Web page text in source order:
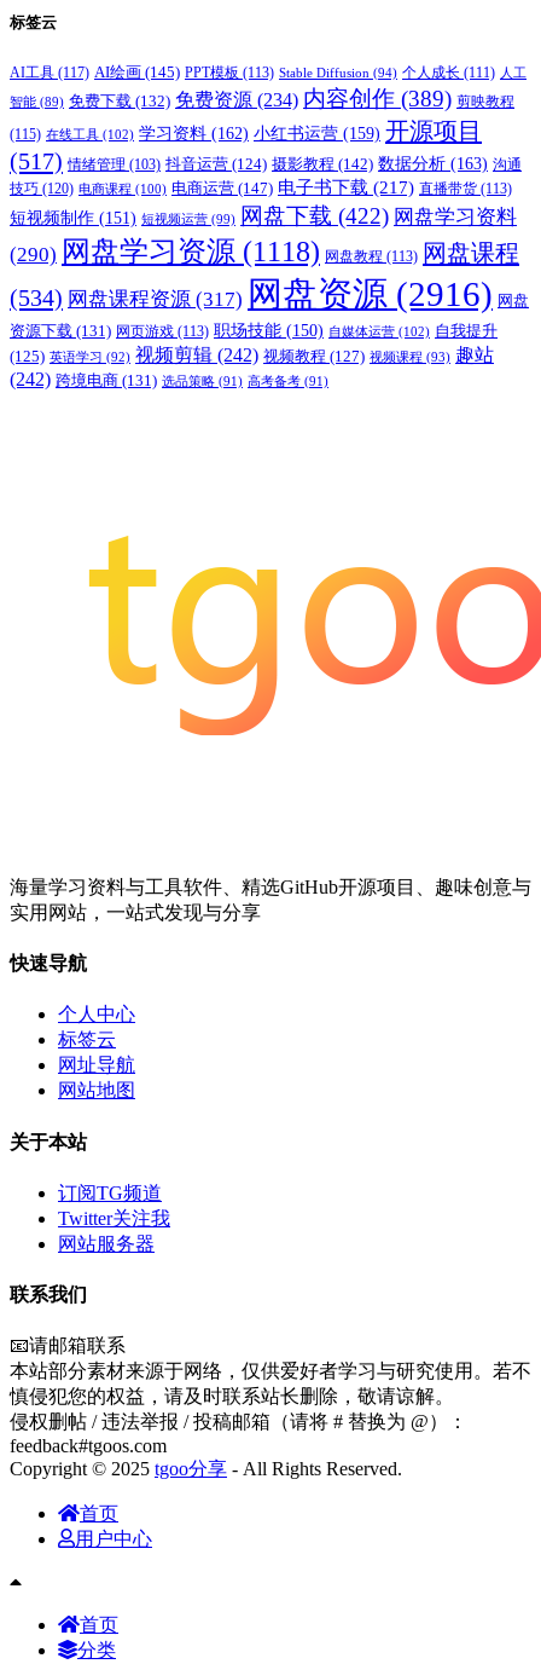
标签云
AI工具 (117) AI绘画 (145) PPT模板 (113) Stable Diffusion (94) 个人成长 (111) 人工
智能 (89) 免费下载 (132) 免费资源 (234) 内容创作 (389) 剪映教程
(115) 在线工具 (102) 学习资料 (162) 小红书运营 (159) 开源项目
(517) 情绪管理 (103) 抖音运营 (124) 摄影教程 (142) 数据分析 (163) 沟通
技巧 (120) 电商课程 (100) 电商运营 (147) 电子书下载 (217) 直播带货 (113)
短视频制作 (151) 短视频运营 (99) 网盘下载 (422) 网盘学习资料
(290) 网盘学习资源 (1118) 网盘教程 (113) 网盘课程
(534) 网盘课程资源 (317) 网盘资源 (2916) 网盘
资源下载 (131) 网页游戏 (113) 职场技能 (150) 自媒体运营 (102) 自我提升
(125) 英语学习 (92) 视频剪辑 (242) 视频教程 (127) 视频课程 (93) 趣站
(242) 跨境电商 (131) 选品策略 (91) 高考备考 (91)
海量学习资料与工具软件、精选GitHub开源项目、趣味创意与
实用网站，一站式发现与分享
快速导航
个人中心
标签云
网址导航
网站地图
关于本站
订阅TG频道
Twitter关注我
网站服务器
联系我们
📧请邮箱联系
本站部分素材来源于网络，仅供爱好者学习与研究使用。若不
慎侵犯您的权益，请及时联系站长删除，敬请谅解。
侵权删帖 / 违法举报 / 投稿邮箱（请将 # 替换为 @）：
feedback#tgoos.com
Copyright © 2025 tgoo分享 - All Rights Reserved.
首页
用户中心
首页
分类